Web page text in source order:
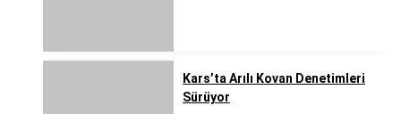
Kars’ta Arılı Kovan Denetimleri
Sürüyor